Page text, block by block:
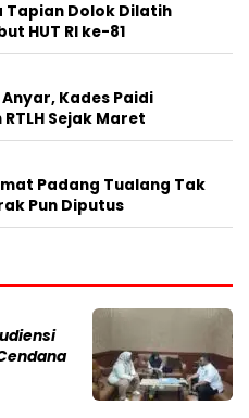
Tapian Dolok Dilatih
HUT RI ke-81
Kades Paidi
Sejak Maret
Padang Tualang Tak
Pun Diputus